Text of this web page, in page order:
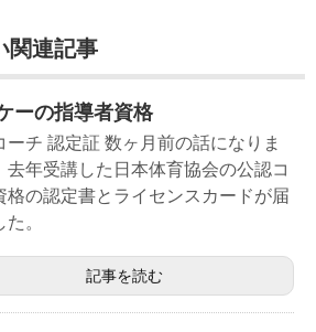
関連記事
ーの指導者資格
ーチ 認定証 数ヶ月前の話になりま
去年受講した日本体育協会の公認コ
格の認定書とライセンスカードが届
。
記事を読む